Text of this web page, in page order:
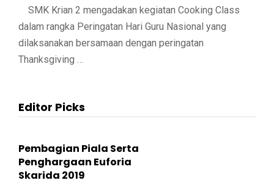
SMK Krian 2 mengadakan kegiatan Cooking Class
dalam rangka Peringatan Hari Guru Nasional yang
dilaksanakan bersamaan dengan peringatan
Thanksgiving …
Editor Picks
Pembagian Piala Serta
Penghargaan Euforia
Skarida 2019